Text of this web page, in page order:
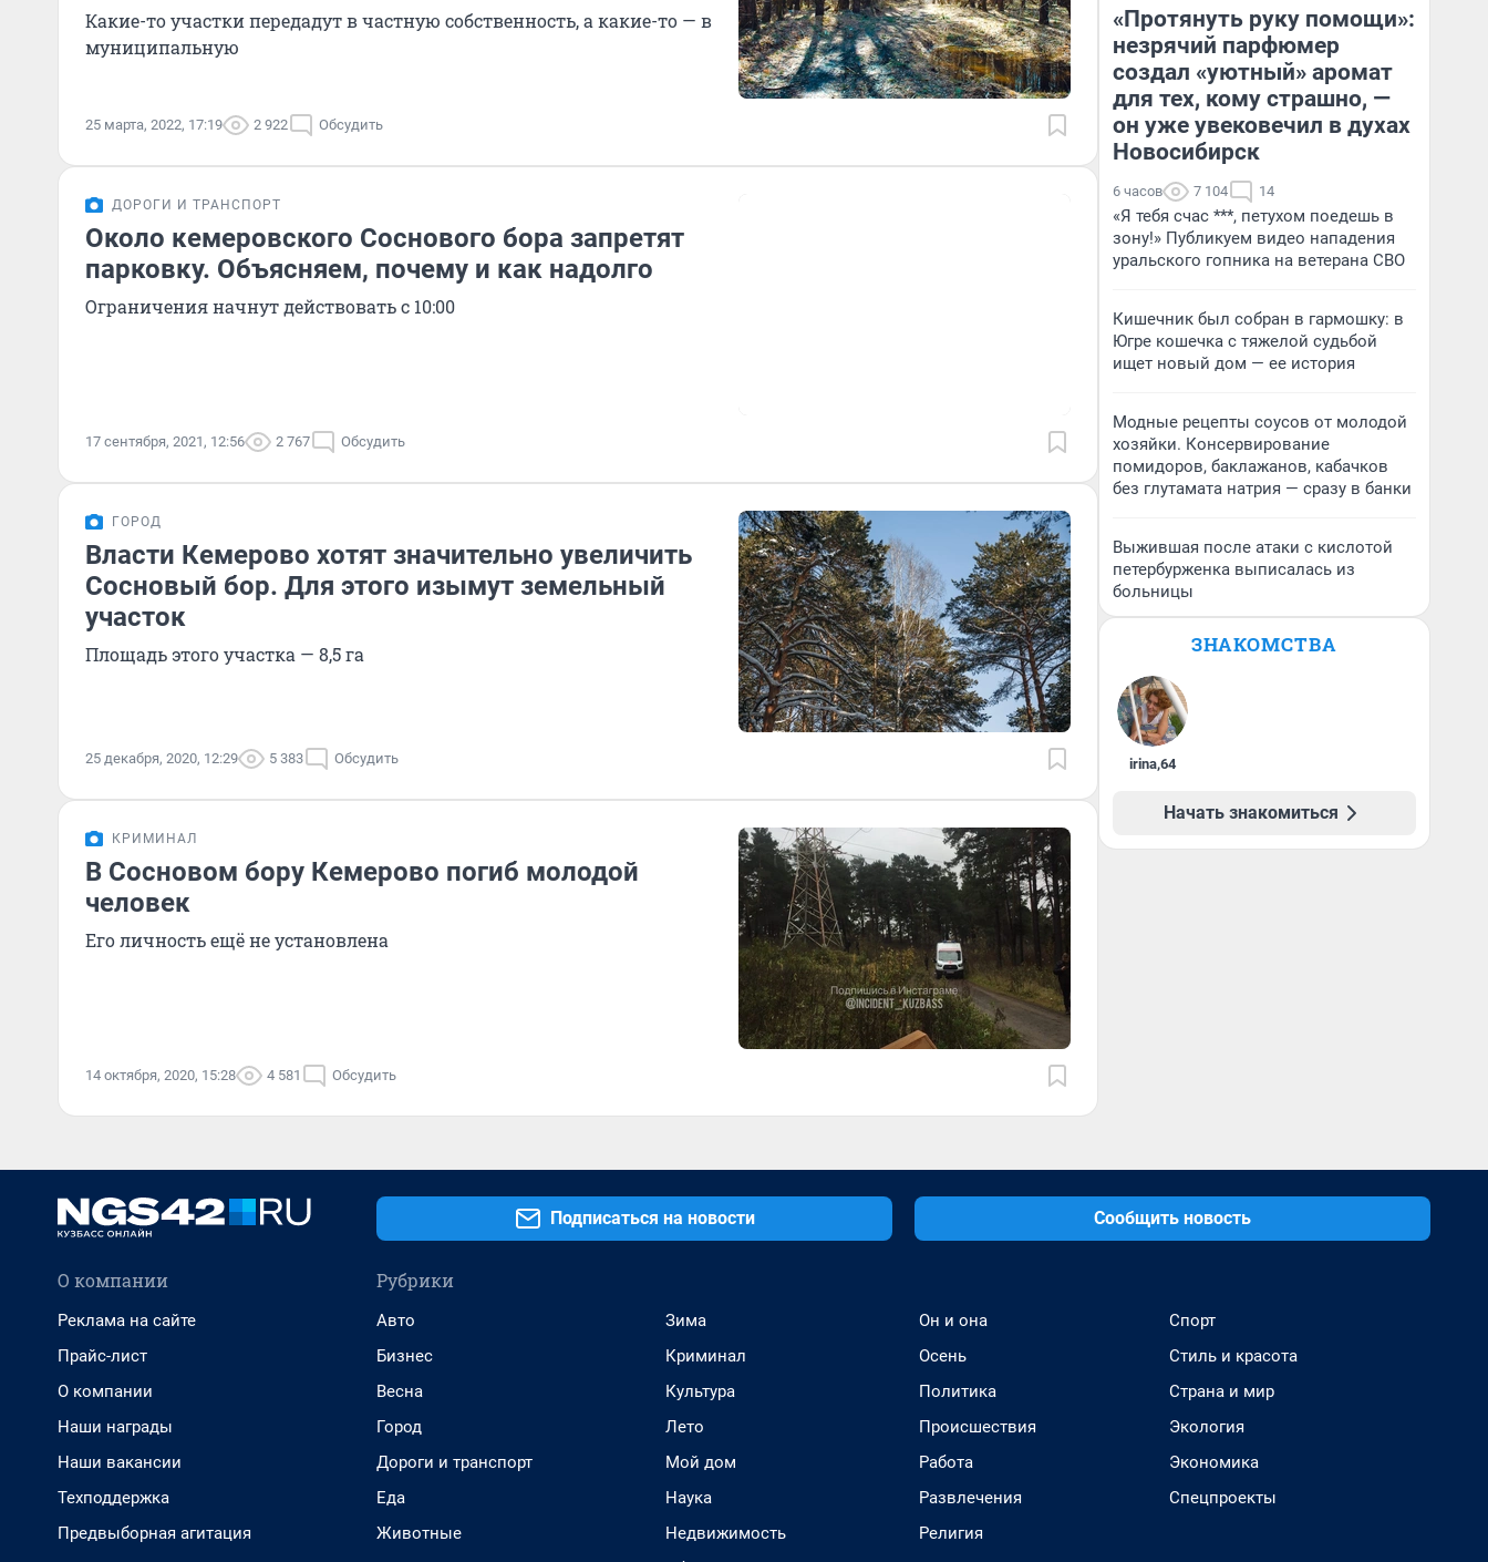
Какие-то участки передадут в частную собственность, а какие-то — в
муниципальную
25 марта, 2022, 17:19 2 922 Обсудить
ДОРОГИ И ТРАНСПОРТ
Около кемеровского Соснового бора запретят
парковку. Объясняем, почему и как надолго
Ограничения начнут действовать с 10:00
17 сентября, 2021, 12:56 2 767 Обсудить
ГОРОД
Власти Кемерово хотят значительно увеличить
Сосновый бор. Для этого изымут земельный
участок
Площадь этого участка — 8,5 га
25 декабря, 2020, 12:29 5 383 Обсудить
КРИМИНАЛ
В Сосновом бору Кемерово погиб молодой
человек
Его личность ещё не установлена
14 октября, 2020, 15:28 4 581 Обсудить
«Протянуть руку помощи»:
незрячий парфюмер
создал «уютный» аромат
для тех, кому страшно, —
он уже увековечил в духах
Новосибирск
6 часов 7 104 14
«Я тебя счас ***, петухом поедешь в
зону!» Публикуем видео нападения
уральского гопника на ветерана СВО
Кишечник был собран в гармошку: в
Югре кошечка с тяжелой судьбой
ищет новый дом — ее история
Модные рецепты соусов от молодой
хозяйки. Консервирование
помидоров, баклажанов, кабачков
без глутамата натрия — сразу в банки
Выжившая после атаки с кислотой
петербурженка выписалась из
больницы
ЗНАКОМСТВА
irina,64
Начать знакомиться
Подписаться на новости Сообщить новость
О компании
Реклама на сайте
Прайс-лист
О компании
Наши награды
Наши вакансии
Техподдержка
Предвыборная агитация
Рубрики
Авто
Бизнес
Весна
Город
Дороги и транспорт
Еда
Животные
Зима
Криминал
Культура
Лето
Мой дом
Наука
Недвижимость
Он и она
Осень
Политика
Происшествия
Работа
Развлечения
Религия
Спорт
Стиль и красота
Страна и мир
Экология
Экономика
Спецпроекты